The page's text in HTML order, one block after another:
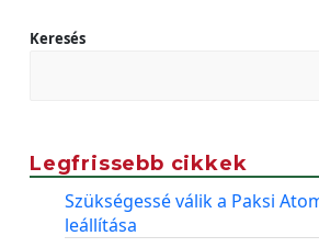
Keresés
Legfrissebb cikkek
Szükségessé válik a Paksi
leállítása